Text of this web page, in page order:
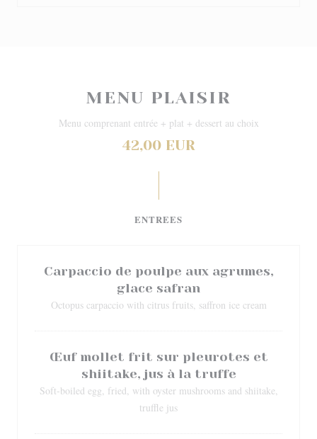
MENU PLAISIR
Menu comprenant entrée + plat + dessert au choix
42,00 EUR
ENTREES
Carpaccio de poulpe aux agrumes,
glace safran
Octopus carpaccio with citrus fruits, saffron ice cream
Œuf mollet frit sur pleurotes et
shiitake, jus à la truffe
Soft-boiled egg, fried, with oyster mushrooms and shiitake,
truffle jus